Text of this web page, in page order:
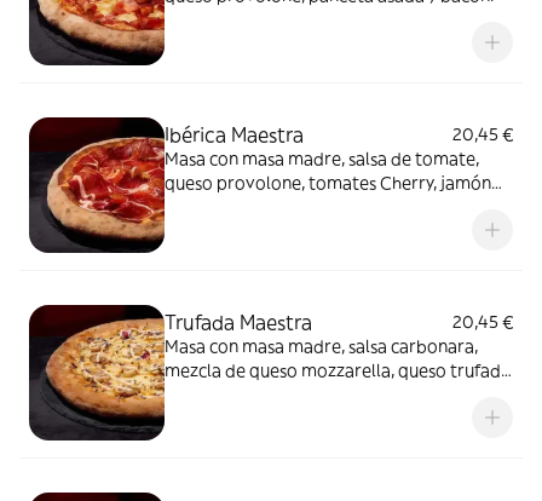
Ibérica Maestra
20,45 €
Masa con masa madre, salsa de tomate,
queso provolone, tomates Cherry, jamón
Trufada Maestra
20,45 €
Masa con masa madre, salsa carbonara,
mezcla de queso mozzarella, queso trufado